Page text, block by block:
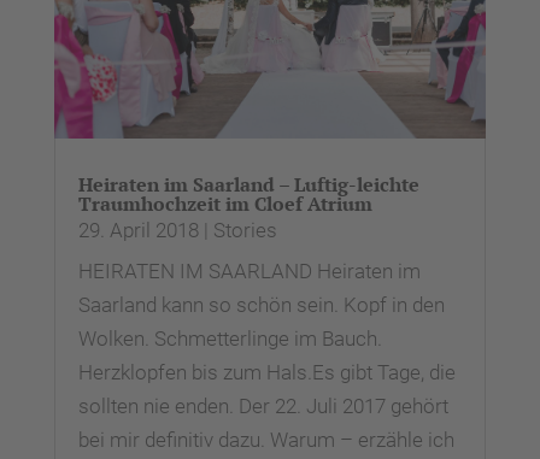
Heiraten im Saarland – Luftig-leichte
Traumhochzeit im Cloef Atrium
29. April 2018| Stories
HEIRATEN IM SAARLAND Heiraten im
Saarland kann so schön sein. Kopf in den
Wolken. Schmetterlinge im Bauch.
Herzklopfen bis zum Hals.Es gibt Tage, die
sollten nie enden. Der 22. Juli 2017 gehört
bei mir definitiv dazu. Warum – erzähle ich